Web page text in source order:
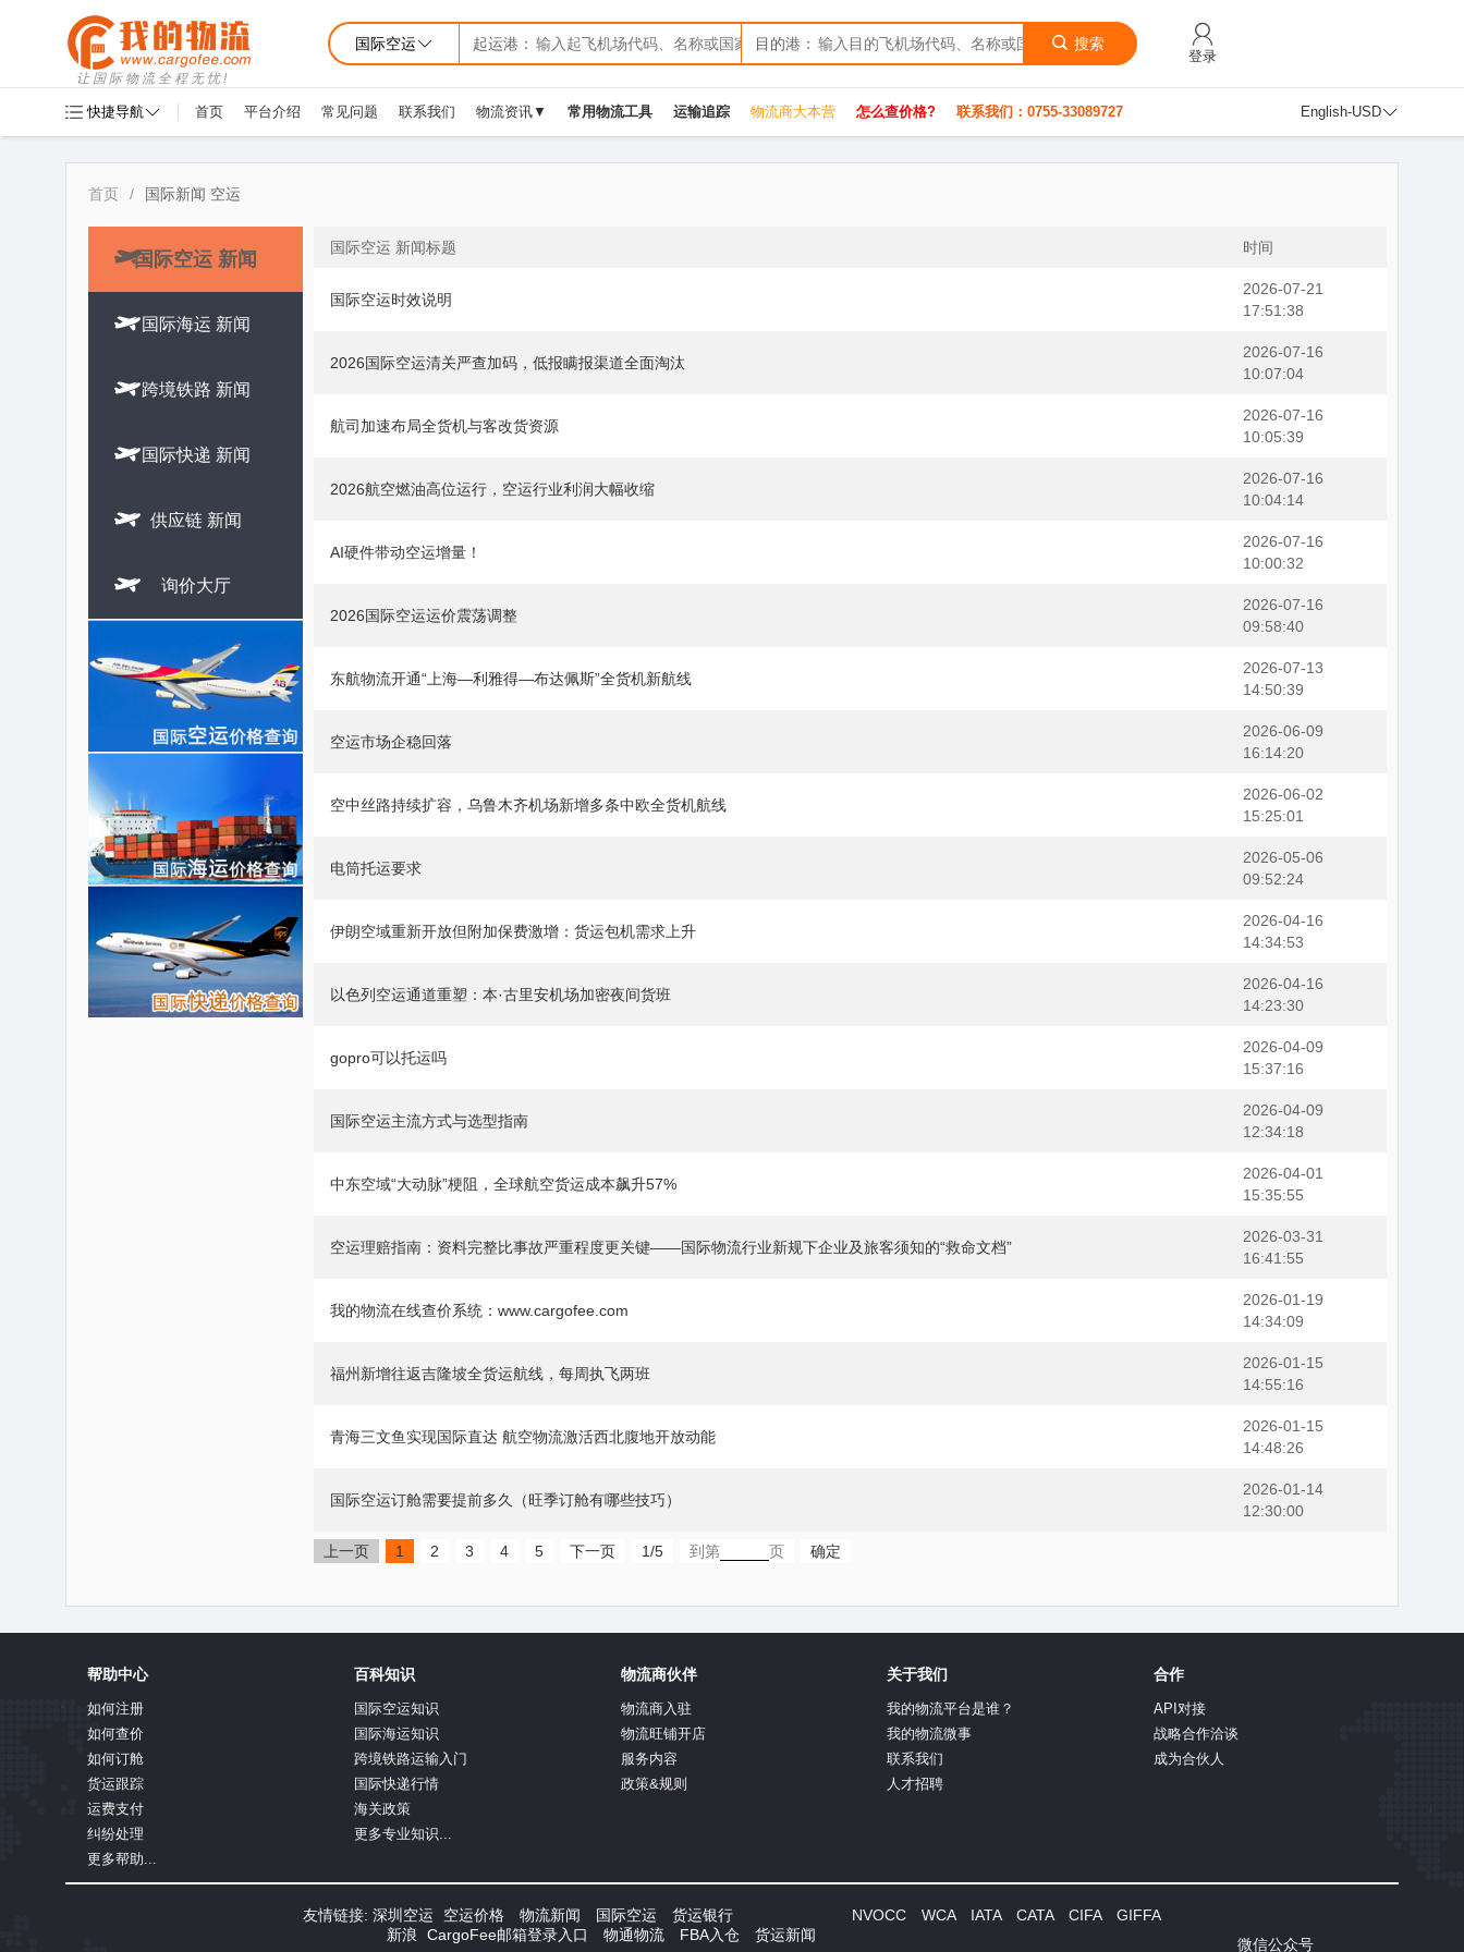
让国际物流全程无忧!
国际空运 起运港： 目的港： 搜索
登录
快捷导航 首页 平台介绍 常见问题 联系我们 物流资讯▼ 常用物流工具 运输追踪 物流商大本营 怎么查价格? 联系我们：0755-33089727 English-USD
首页 / 国际新闻 空运
国际空运 新闻
国际海运 新闻
跨境铁路 新闻
国际快递 新闻
 供应链 新闻
 询价大厅
国际空运 新闻标题 时间
国际空运时效说明
2026-07-21
17:51:38
2026国际空运清关严查加码，低报瞒报渠道全面淘汰
2026-07-16
10:07:04
航司加速布局全货机与客改货资源
2026-07-16
10:05:39
2026航空燃油高位运行，空运行业利润大幅收缩
2026-07-16
10:04:14
AI硬件带动空运增量！
2026-07-16
10:00:32
2026国际空运运价震荡调整
2026-07-16
09:58:40
东航物流开通“上海—利雅得—布达佩斯”全货机新航线
2026-07-13
14:50:39
空运市场企稳回落
2026-06-09
16:14:20
空中丝路持续扩容，乌鲁木齐机场新增多条中欧全货机航线
2026-06-02
15:25:01
电筒托运要求
2026-05-06
09:52:24
伊朗空域重新开放但附加保费激增：货运包机需求上升
2026-04-16
14:34:53
以色列空运通道重塑：本·古里安机场加密夜间货班
2026-04-16
14:23:30
gopro可以托运吗
2026-04-09
15:37:16
国际空运主流方式与选型指南
2026-04-09
12:34:18
中东空域“大动脉”梗阻，全球航空货运成本飙升57%
2026-04-01
15:35:55
空运理赔指南：资料完整比事故严重程度更关键——国际物流行业新规下企业及旅客须知的“救命文档”
2026-03-31
16:41:55
​我的物流在线查价系统：www.cargofee.com
2026-01-19
14:34:09
福州新增往返吉隆坡全货运航线，每周执飞两班
2026-01-15
14:55:16
青海三文鱼实现国际直达 航空物流激活西北腹地开放动能
2026-01-15
14:48:26
国际空运订舱需要提前多久（旺季订舱有哪些技巧）
2026-01-14
12:30:00
上一页 1 2 3 4 5 下一页 1/5 到第 页 确定
帮助中心
如何注册
如何查价
如何订舱
货运跟踪
运费支付
纠纷处理
更多帮助...
百科知识
国际空运知识
国际海运知识
跨境铁路运输入门
国际快递行情
海关政策
更多专业知识...
物流商伙伴
物流商入驻
物流旺铺开店
服务内容
政策&规则
关于我们
我的物流平台是谁？
我的物流微事
联系我们
人才招聘
合作
API对接
战略合作洽谈
成为合伙人
友情链接: 深圳空运 空运价格 物流新闻 国际空运 货运银行
NVOCC WCA IATA CATA CIFA GIFFA
微信公众号
新浪 CargoFee邮箱登录入口 物通物流 FBA入仓 货运新闻